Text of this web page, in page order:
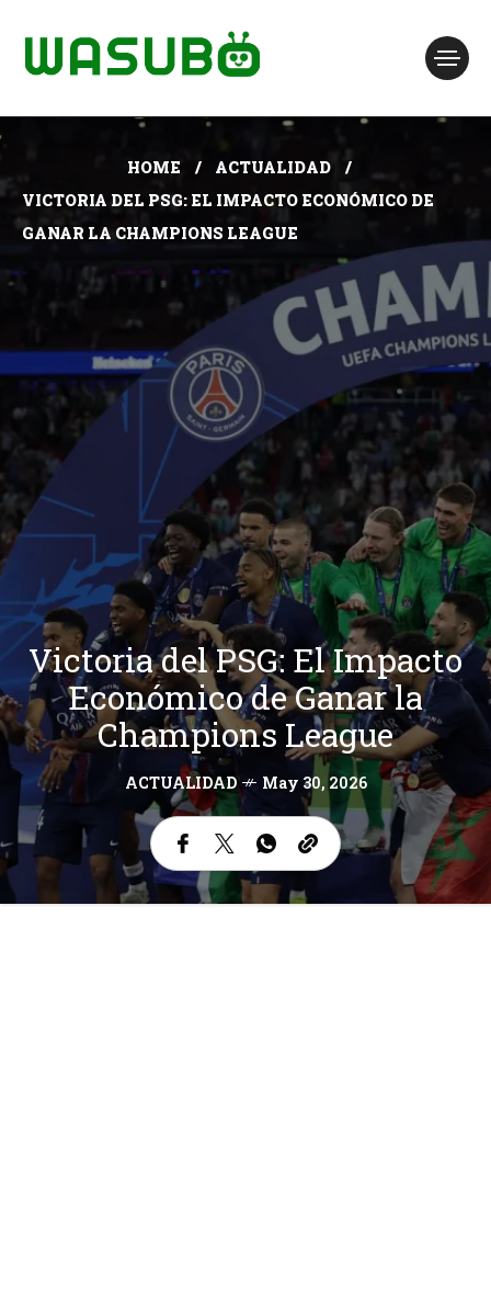
HOME
ACTUALIDAD
VICTORIA DEL PSG: EL IMPACTO ECONÓMICO DE
GANAR LA CHAMPIONS LEAGUE
Victoria del PSG: El Impacto
Económico de Ganar la
Champions League
ACTUALIDAD May 30, 2026